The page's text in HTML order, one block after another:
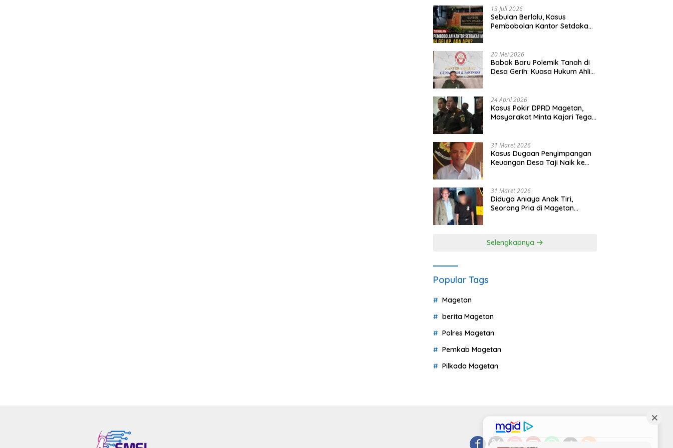
13 Juli 2026
Sebulan Berlalu, Kasus
Pembobolan Kantor Setdakab
20 Mei 2026
Babak Baru Polemik Tanah di
Desa Gerih: Kuasa Hukum Ahli
24 April 2026
Kasus Pokir DPRD Magetan,
Masyarakat Minta Kajari Tegak
31 Maret 2026
Kasus Dugaan Penyimpangan
Keuangan Desa Taji Naik ke
31 Maret 2026
Diduga Aniaya Anak Tiri,
Seorang Pria di Magetan
Selengkapnya
Popular Tags
Magetan
berita Magetan
Polres Magetan
Pemkab Magetan
Pilkada Magetan